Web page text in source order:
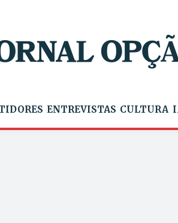
ENTREVISTAS CULTURA